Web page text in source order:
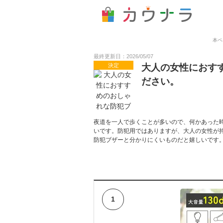
本
最終更新日：2026/05/07
決定
大人の女性におす
ださい。
夜道を一人で歩くことが多いので、何かあっ
いです。防犯用ではありますが、大人の女性
防犯ブザーと分かりにくいものだと嬉しいです
1